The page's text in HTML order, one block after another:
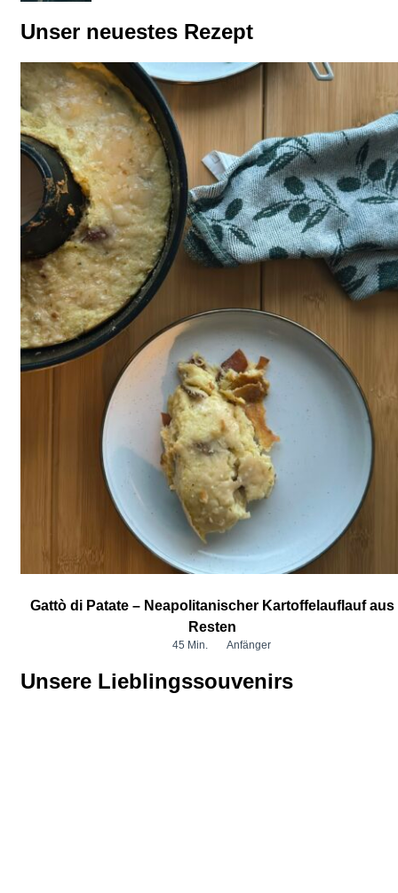
Unser neuestes Rezept
Gattò di Patate – Neapolitanischer Kartoffelauflauf aus
Resten
45 Min. Anfänger
Unsere Lieblingssouvenirs